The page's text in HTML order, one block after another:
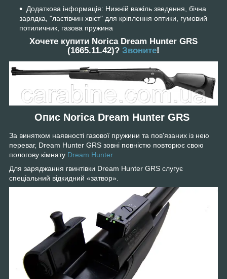
Додаткова інформація: Нижній важіль зведення, бічна
зарядка, "ластівчин хвіст" для кріплення оптики, гумовий
потиличник, газова пружина
Хочете купити Norica Dream Hunter GRS
(1665.11.42)? Звоните!
Опис Norica Dream Hunter GRS
За винятком наявності газової пружини та пов'язаних із нею
переваг, Dream Hunter GRS зовні повністю повторює свою
пологову кімнату Dream Hunter
Для заряджання гвинтівки Dream Hunter GRS слугує
спеціальний відкидний «затвор».